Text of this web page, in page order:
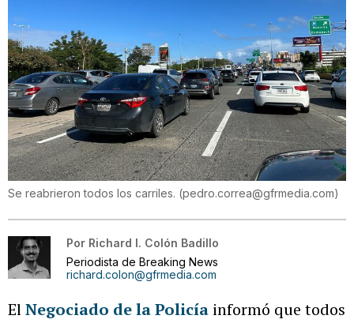
Se reabrieron todos los carriles. (pedro.correa@gfrmedia.com)
Por Richard I. Colón Badillo
Periodista de Breaking News
richard.colon@gfrmedia.com
ElNegociado de la Policía informó que todos